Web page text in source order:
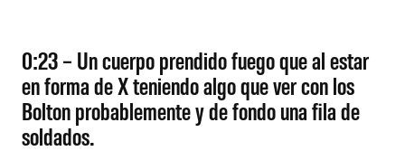
0:23 – Un cuerpo prendido fuego que al estar
en forma de X teniendo algo que ver con los
Bolton probablemente y de fondo una fila de
soldados.